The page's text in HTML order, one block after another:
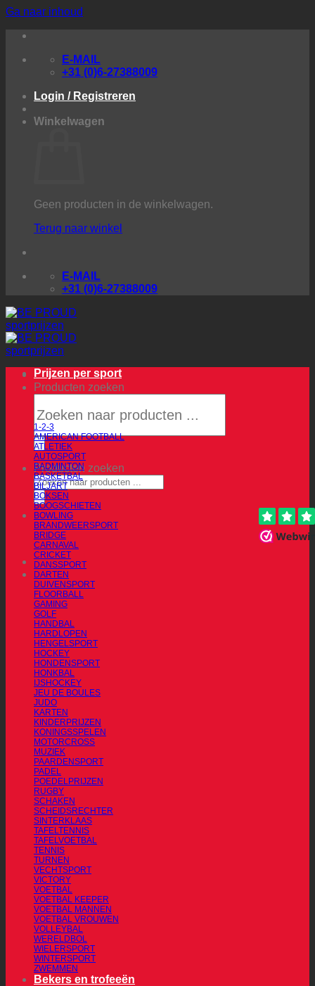
Ga naar inhoud
E-MAIL
+31 (0)6-27388009
Login / Registreren
Winkelwagen
Geen producten in de winkelwagen.
Terug naar winkel
E-MAIL
+31 (0)6-27388009
Producten zoeken
Producten zoeken
Prijzen per sport
1-2-3
AMERICAN FOOTBALL
ATLETIEK
AUTOSPORT
BADMINTON
BASKETBAL
BILJART
BOKSEN
BOOGSCHIETEN
BOWLING
BRANDWEERSPORT
BRIDGE
CARNAVAL
CRICKET
DANSSPORT
DARTEN
DUIVENSPORT
FLOORBALL
GAMING
GOLF
HANDBAL
HARDLOPEN
HENGELSPORT
HOCKEY
HONDENSPORT
HONKBAL
IJSHOCKEY
JEU DE BOULES
JUDO
KARTEN
KINDERPRIJZEN
KONINGSSPELEN
MOTORCROSS
MUZIEK
PAARDENSPORT
PADEL
POEDELPRIJZEN
RUGBY
SCHAKEN
SCHEIDSRECHTER
SINTERKLAAS
TAFELTENNIS
TAFELVOETBAL
TENNIS
TURNEN
VECHTSPORT
VICTORY
VOETBAL
VOETBAL KEEPER
VOETBAL MANNEN
VOETBAL VROUWEN
VOLLEYBAL
WERELDBOL
WIELERSPORT
WINTERSPORT
ZWEMMEN
Bekers en trofeeën